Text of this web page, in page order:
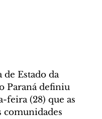
de Estado da
Paraná definiu
feira (28) que as
comunidades